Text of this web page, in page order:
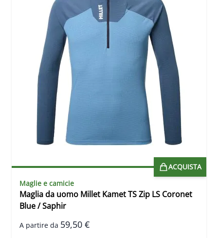
ACQUISTA
Maglie e camicie
Maglia da uomo Millet Kamet TS Zip LS Coronet
Blue / Saphir
A partire da 59,50 €